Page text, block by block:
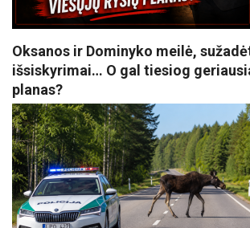
Oksanos ir Dominyko meilė,
išsiskyrimai… O gal tiesiog
planas?